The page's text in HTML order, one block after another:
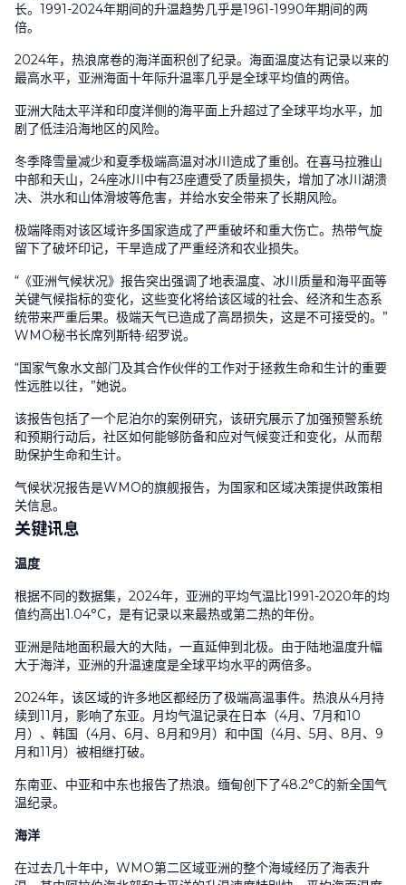
长。 1991-2024年期间的升温趋势几乎是1961-1990年期间的两
倍。
2024年，热浪席卷的海洋面积创了纪录。海面温度达有记录以来的
最高水平，亚洲海面十年际升温率几乎是全球平均值的两倍。
亚洲大陆太平洋和印度洋侧的海平面上升超过了全球平均水平，加
剧了低洼沿海地区的风险。
冬季降雪量减少和夏季极端高温对冰川造成了重创。在喜马拉雅山
中部和天山， 24座冰川中有23座遭受了质量损失，增加了冰川湖溃
决、洪水和山体滑坡等危害，并给水安全带来了长期风险。
极端降雨对该区域许多国家造成了严重破坏和重大伤亡。热带气旋
留下了破坏印记，干旱造成了严重经济和农业损失。
“《亚洲气候状况》报告突出强调了地表温度、冰川质量和海平面等
关键气候指标的变化，这些变化将给该区域的社会、经济和生态系
统带来严重后果。极端天气已造成了高昂损失，这是不可接受的。”
WMO秘书长席列斯特∙绍罗说。
“国家气象水文部门及其合作伙伴的工作对于拯救生命和生计的重要
性远胜以往，”她说。
该报告包括了一个尼泊尔的案例研究，该研究展示了加强预警系统
和预期行动后，社区如何能够防备和应对气候变迁和变化，从而帮
助保护生命和生计。
气候状况报告是WMO的旗舰报告，为国家和区域决策提供政策相
关信息。
关键讯息
温度
根据不同的数据集， 2024年，亚洲的平均气温比1991-2020年的均
值约高出1.04°C，是有记录以来最热或第二热的年份。
亚洲是陆地面积最大的大陆，一直延伸到北极。由于陆地温度升幅
大于海洋，亚洲的升温速度是全球平均水平的两倍多。
2024年，该区域的许多地区都经历了极端高温事件。热浪从4月持
续到 11 月，影响了东亚。月均气温记录在日本（4月、 7月和10
月）、韩国（4月、 6月、 8月和9月）和中国（4月、 5月、 8月、 9
月和11 月）被相继打破。
东南亚、中亚和中东也报告了热浪。缅甸创下了48.2°C的新全国气
温纪录。
海洋
在过去几十年中， WMO第二区域亚洲的整个海域经历了海表升